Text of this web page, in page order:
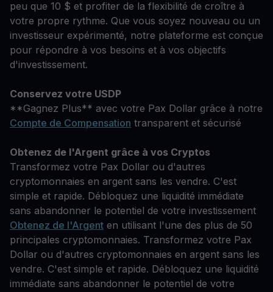
peu que 10 $ et profiter de la flexibilité de croître à
votre propre rythme. Que vous soyez nouveau ou un
investisseur expérimenté, notre plateforme est conçue
pour répondre à vos besoins et à vos objectifs
d'investissement.
Conservez votre USDP
**Gagnez Plus** avec votre Pax Dollar grâce à notre
Compte de Compensation transparent et sécurisé
Obtenez de l'Argent grâce à vos Cryptos
Transformez votre Pax Dollar ou d'autres
cryptomonnaies en argent sans les vendre. C'est
simple et rapide. Débloquez une liquidité immédiate
sans abandonner le potentiel de votre investissement
Obtenez de l'Argent en utilisant l'une des plus de 50
principales cryptomonnaies. Transformez votre Pax
Dollar ou d'autres cryptomonnaies en argent sans les
vendre. C'est simple et rapide. Débloquez une liquidité
immédiate sans abandonner le potentiel de votre